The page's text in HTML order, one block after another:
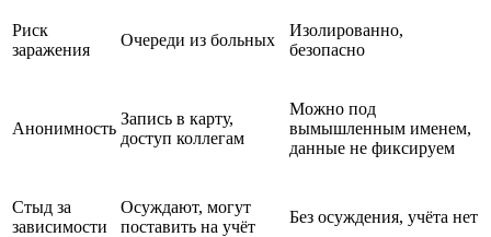
Риск
заражения
Очереди из больных
Изолированно,
безопасно
Анонимность
Запись в карту,
доступ коллегам
Можно под
вымышленным именем,
данные не фиксируем
Стыд за
зависимости
Осуждают, могут
поставить на учёт
Без осуждения, учёта нет